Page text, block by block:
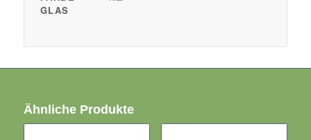
GLAS
Ähnliche Produkte